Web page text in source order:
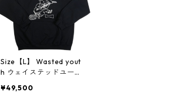
Size【L】 Wasted yout
h ウェイステッドユース
oodie パーカー 黒 【新
¥49,500